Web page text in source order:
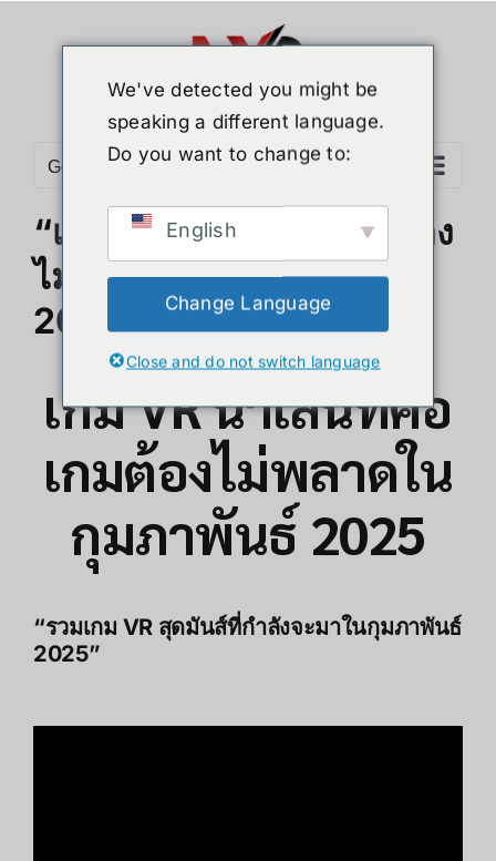
Go to...
“เกม VR น่าเล่นที่คอเกมต้อง
ไม่พลาดในกุมภาพันธ์
2025”
เกม VR น่าเล่นที่คอ
เกมต้องไม่พลาดใน
กุมภาพันธ์ 2025
“รวมเกม VR สุดมันส์ที่กำลังจะมาในกุมภาพันธ์
2025”
We've detected you might be
speaking a different language.
Do you want to change to:
English
Change Language
Close and do not switch language